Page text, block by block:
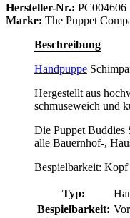
Hersteller-Nr.: PC004606
Marke: The Puppet
Beschreibung
Handpuppe
Hergestellt aus
schmuseweich und
Die Puppet Buddies
alle Bauernhof-,
Bespielbarkeit:
Typ:
Bespielbarkeit: